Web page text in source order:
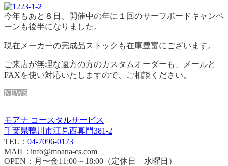
今年もあと８日、開催中の年に１回のサーフボードキャンペ
ーンも後半になりました。
現在メーカーの完成品ストックも在庫豊富にございます。
ご来店が無理な遠方の方のカスタムオーダーも、メールと
FAXを使い対応いたしますので、ご相談ください。
NEWS
モアナ コースタルサービス
千葉県鴨川市江見西真門381-2
TEL： 04-7096-0173
MAIL : info@moana-cs.com
OPEN：月〜金11:00～18:00（定休日 水曜日）